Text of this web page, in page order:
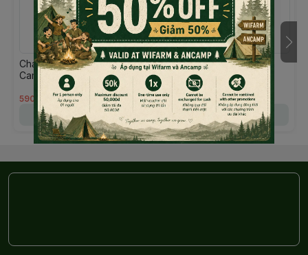
Chạc treo nồi dã ngoại
Campingmoon MS-105
(chạc 3 chân) Campoutvn
590.000đ
Chọn mua
Chắn gió Campingmoon
YD-40
380.000đ
Chọn mua